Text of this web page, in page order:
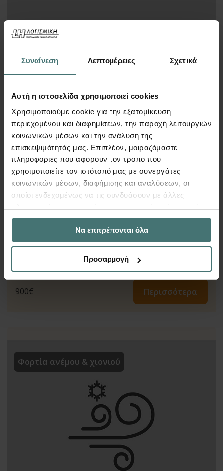
Συναίνεση Λεπτομέρειες Σχετικά
Αυτή η ιστοσελίδα χρησιμοποιεί cookies
Χρησιμοποιούμε cookie για την εξατομίκευση
περιεχομένου και διαφημίσεων, την παροχή λειτουργιών
κοινωνικών μέσων και την ανάλυση της
επισκεψιμότητάς μας. Επιπλέον, μοιραζόμαστε
πληροφορίες που αφορούν τον τρόπο που
χρησιμοποιείτε τον ιστότοπό μας με συνεργάτες
κοινωνικών μέσων, διαφήμισης και αναλύσεων, οι
οποίοι ενδεχομένως να τις συνδυάσουν με άλλες
έχουν συλλέξει σε σχέση με την από μέρους σας χρήση
των υπηρεσιών τους.Να επιτρέπονται όλα
Προσαρμογή
400€ Περισσότερα
Synthesis for Fespa & Tekton
900€ Περισσότερα
Φορτία ανέμου & χιονιού